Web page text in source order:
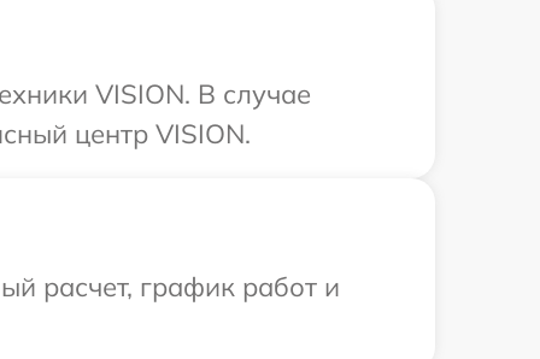
VISION. В случае
центр VISION.
расчет, график работ и